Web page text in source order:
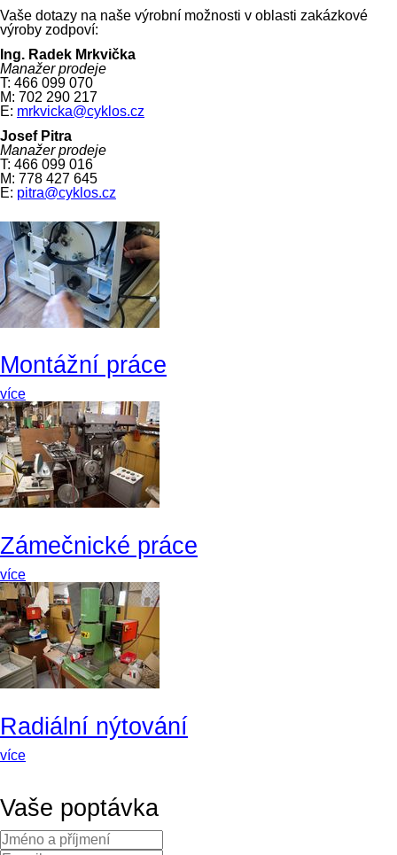
Vaše dotazy na naše výrobní možnosti v oblasti zakázkové
výroby zodpoví:
Ing. Radek Mrkvička
Manažer prodeje
T: 466 099 070
M: 702 290 217
E: mrkvicka@cyklos.cz
Josef Pitra
Manažer prodeje
T: 466 099 016
M: 778 427 645
E: pitra@cyklos.cz
Montážní
a
ostatní
práce
Montážní práce
více
Zámečnické práce
více
Radiální nýtování
více
Vaše poptávka